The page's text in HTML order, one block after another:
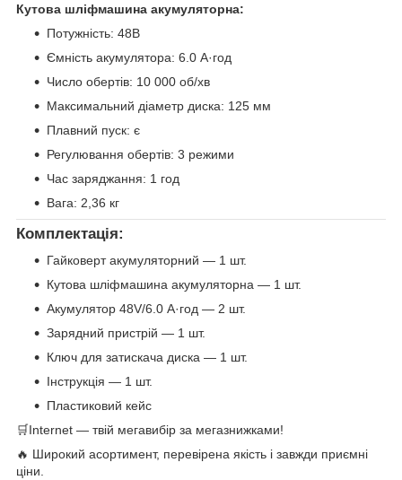
Кутова шліфмашина акумуляторна:
Потужність: 48В
Ємність акумулятора: 6.0 А·год
Число обертів: 10 000 об/хв
Максимальний діаметр диска: 125 мм
Плавний пуск: є
Регулювання обертів: 3 режими
Час заряджання: 1 год
Вага: 2,36 кг
Комплектація:
Гайковерт акумуляторний — 1 шт.
Кутова шліфмашина акумуляторна — 1 шт.
Акумулятор 48V/6.0 А·год — 2 шт.
Зарядний пристрій — 1 шт.
Ключ для затискача диска — 1 шт.
Інструкція — 1 шт.
Пластиковий кейс
🛒Internet — твій мегавибір за мегазнижками!
🔥 Широкий асортимент, перевірена якість і завжди приємні
ціни.